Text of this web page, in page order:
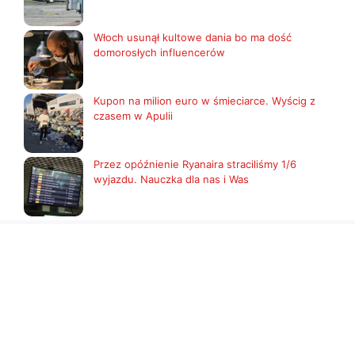
Włoch usunął kultowe dania bo ma dość
domorosłych influencerów
Kupon na milion euro w śmieciarce. Wyścig z
czasem w Apulii
Przez opóźnienie Ryanaira straciliśmy 1/6
wyjazdu. Nauczka dla nas i Was